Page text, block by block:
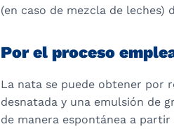
(en caso de mezcla de leches)
Por el proceso
La nata se puede obtener por
desnatada y una emulsión de
de manera espontánea a